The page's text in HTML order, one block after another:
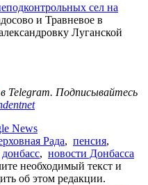
сел на
и Травневое в
Луганской
в Telegram. Подписывайтесь
News
Рада, пенсия,
донбасс, новости Донбасса
необходимый текст и
об этом редакции.